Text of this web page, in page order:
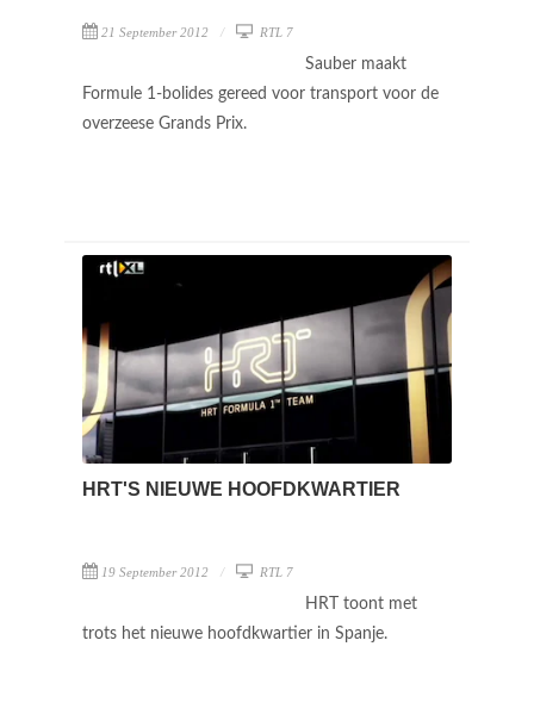
21 September 2012 RTL 7
Sauber maakt
Formule 1-bolides gereed voor transport voor de
overzeese Grands Prix.
HRT'S NIEUWE HOOFDKWARTIER
19 September 2012 RTL 7
HRT toont met
trots het nieuwe hoofdkwartier in Spanje.